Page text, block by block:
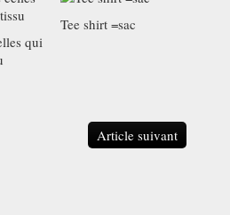
qui
Tee shirt =sac
Article suivant